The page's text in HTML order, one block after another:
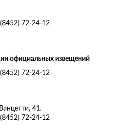
72-24-12
официальных извещений
72-24-12
41.
72-24-12